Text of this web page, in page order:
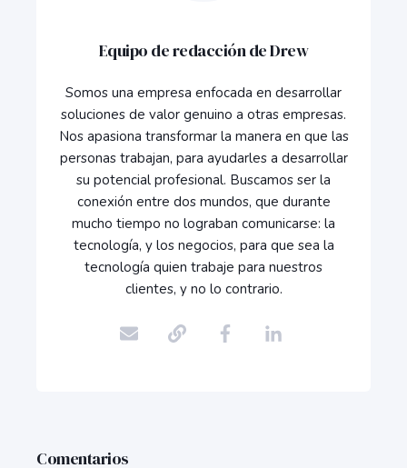
Equipo de redacción de Drew
Somos una empresa enfocada en desarrollar
soluciones de valor genuino a otras empresas.
Nos apasiona transformar la manera en que las
personas trabajan, para ayudarles a desarrollar
su potencial profesional. Buscamos ser la
conexión entre dos mundos, que durante
mucho tiempo no lograban comunicarse: la
tecnología, y los negocios, para que sea la
tecnología quien trabaje para nuestros
clientes, y no lo contrario.
Comentarios